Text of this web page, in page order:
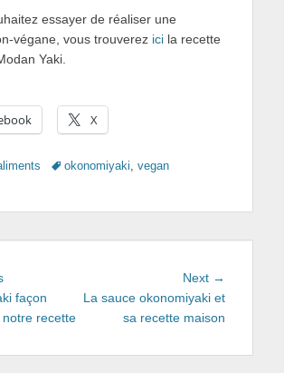
essayer de réaliser une
végane, vous trouverez ici la recette
Yaki.
X
Tagsokonomiyaki, vegan
Previous
post:
façon
notre recette
Next →
post:
La sauce okonomiyaki et
sa recette maison